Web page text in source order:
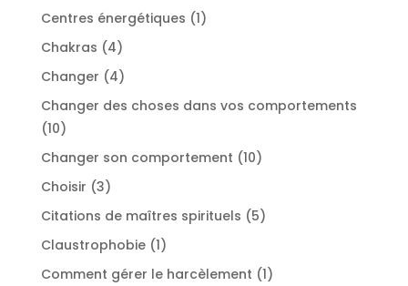
produit
Centres énergétiques 11
Chakras 44
produits
Changer 44
produits
Changer des choses dans vos comportements
1010
produits
Changer son comportement 1010
Choisir 33
produits
Citations de maîtres spirituels 55
Claustrophobie 11
produit
Comment gérer le harcèlement 11